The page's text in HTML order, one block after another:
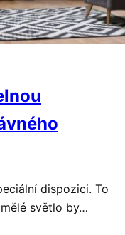
dispozici. To
světlo by…